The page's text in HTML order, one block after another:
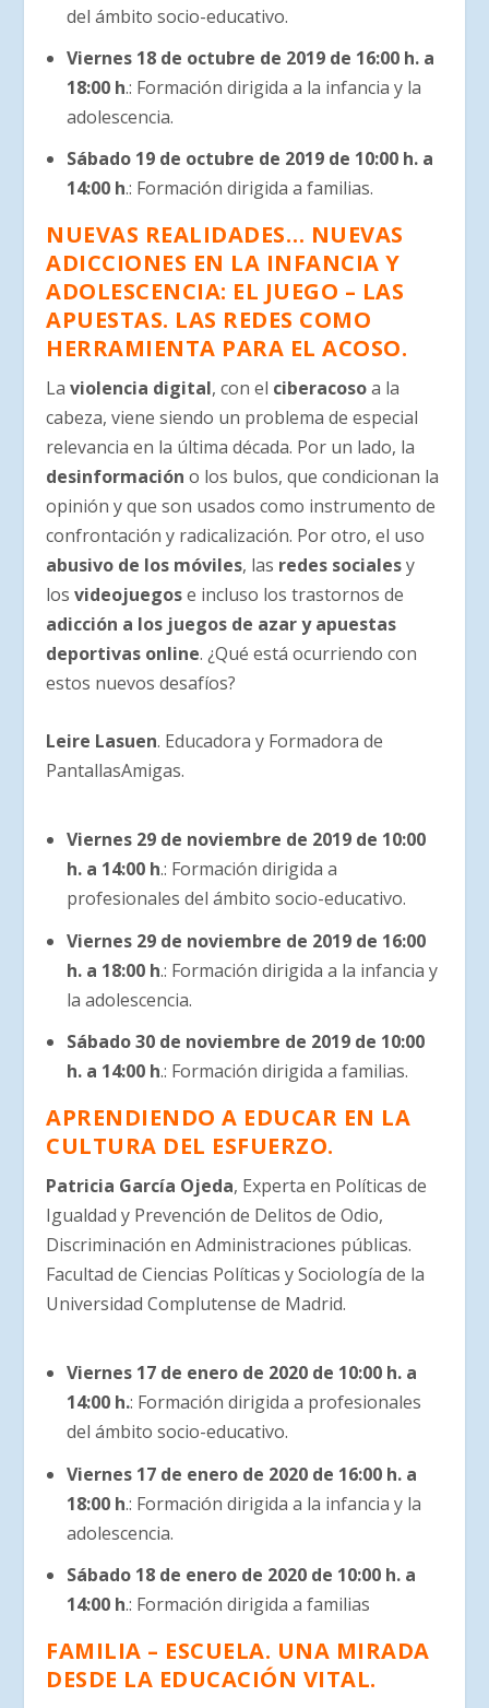
del ámbito socio-educativo.
Viernes 18 de octubre de 2019 de 16:00 h. a
18:00 h.: Formación dirigida a la infancia y la
adolescencia.
Sábado 19 de octubre de 2019 de 10:00 h. a
14:00 h.: Formación dirigida a familias.
NUEVAS REALIDADES… NUEVAS
ADICCIONES EN LA INFANCIA Y
ADOLESCENCIA: EL JUEGO – LAS
APUESTAS. LAS REDES COMO
HERRAMIENTA PARA EL ACOSO.
Laviolencia digital, con el ciberacosoa la
cabeza, viene siendo un problema de especial
relevancia en la última década. Por un lado, la
desinformación o los bulos, que condicionan la
opinión y que son usados como instrumento de
confrontación y radicalización. Por otro, el uso
abusivo de los móviles, las redes socialesy
losvideojuegose incluso los trastornos de
adicción a los juegos de azar y apuestas
deportivas online. ¿Qué está ocurriendo con
estos nuevos desafíos?
Leire Lasuen. Educadora y Formadora de
PantallasAmigas.
Viernes 29 de noviembre de 2019 de 10:00
h. a 14:00 h.: Formación dirigida a
profesionales del ámbito socio-educativo.
Viernes 29 de noviembre de 2019 de 16:00
h. a 18:00 h.: Formación dirigida a la infancia y
la adolescencia.
Sábado 30 de noviembre de 2019 de 10:00
h. a 14:00 h.: Formación dirigida a familias.
APRENDIENDO A EDUCAR EN LA
CULTURA DEL ESFUERZO.
Patricia García Ojeda, Experta en Políticas de
Igualdad y Prevención de Delitos de Odio,
Discriminación en Administraciones públicas.
Facultad de Ciencias Políticas y Sociología de la
Universidad Complutense de Madrid.
Viernes 17 de enero de 2020 de 10:00 h. a
14:00 h.: Formación dirigida a profesionales
del ámbito socio-educativo.
Viernes 17 de enero de 2020 de 16:00 h. a
18:00 h.: Formación dirigida a la infancia y la
adolescencia.
Sábado 18 de enero de 2020 de 10:00 h. a
14:00 h.: Formación dirigida a familias
FAMILIA – ESCUELA. UNA MIRADA
DESDE LA EDUCACIÓN VITAL.